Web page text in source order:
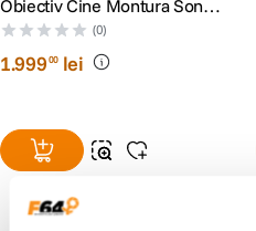
Obiectiv Cine Montura Sony
E
(0)
1.99900 lei